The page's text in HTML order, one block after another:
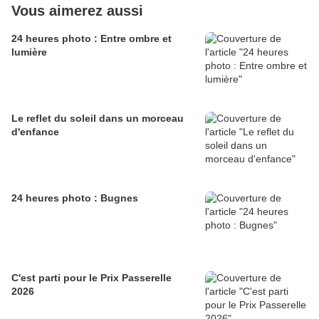
Vous aimerez aussi
24 heures photo : Entre ombre et
lumière
Le reflet du soleil dans un morceau
d'enfance
24 heures photo : Bugnes
C'est parti pour le Prix Passerelle
2026